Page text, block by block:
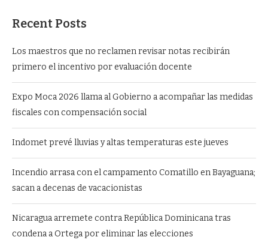
Recent Posts
Los maestros que no reclamen revisar notas recibirán
primero el incentivo por evaluación docente
Expo Moca 2026 llama al Gobierno a acompañar las medidas
fiscales con compensación social
Indomet prevé lluvias y altas temperaturas este jueves
Incendio arrasa con el campamento Comatillo en Bayaguana;
sacan a decenas de vacacionistas
Nicaragua arremete contra República Dominicana tras
condena a Ortega por eliminar las elecciones